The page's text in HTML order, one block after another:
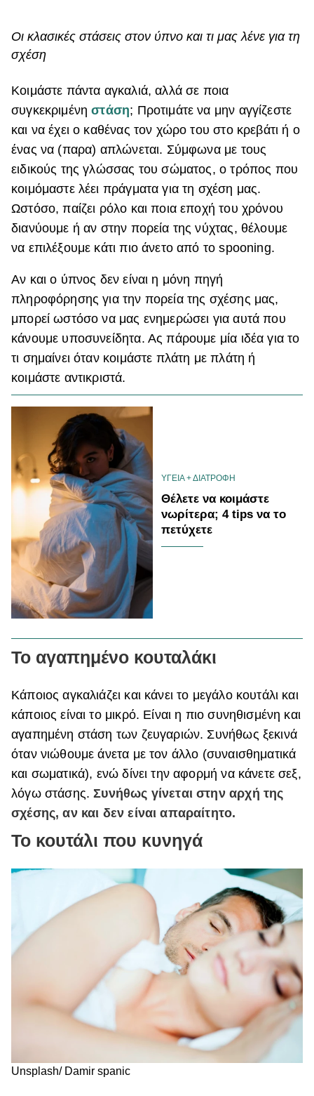
Deco
Green
Αφιερώματα
ΒΟΞ
Χωρίς Ταμπέλες
Women's Forum
Hautes Grecians
Γάμος
Market News
Οι κλασικές στάσεις στον ύπνο και τι μας λένε για τη
σχέση
Κοιμάστε πάντα αγκαλιά, αλλά σε ποια
συγκεκριμένηστάση; Προτιμάτε να μην αγγίζεστε
και να έχει ο καθένας τον χώρο του στο κρεβάτι ή ο
ένας να (παρα) απλώνεται. Σύμφωνα με τους
ειδικούς της γλώσσας του σώματος, ο τρόπος που
κοιμόμαστε λέει πράγματα για τη σχέση μας.
Ωστόσο, παίζει ρόλο και ποια εποχή του χρόνου
διανύουμε ή αν στην πορεία της νύχτας, θέλουμε
να επιλέξουμε κάτι πιο άνετο από το spooning.
Αν και ο ύπνος δεν είναι η μόνη πηγή
πληροφόρησης για την πορεία της σχέσης μας,
μπορεί ωστόσο να μας ενημερώσει για αυτά που
κάνουμε υποσυνείδητα. Ας πάρουμε μία ιδέα για το
τι σημαίνει όταν κοιμάστε πλάτη με πλάτη ή
κοιμάστε αντικριστά.
ΥΓΕΙΑ + ΔΙΑΤΡΟΦΗ
Θέλετε να κοιμάστε
νωρίτερα; 4 tips να το
πετύχετε
Το αγαπημένο κουταλάκι
Κάποιος αγκαλιάζει και κάνει το μεγάλο κουτάλι και
κάποιος είναι το μικρό. Είναι η πιο συνηθισμένη και
αγαπημένη στάση των ζευγαριών. Συνήθως ξεκινά
όταν νιώθουμε άνετα με τον άλλο (συναισθηματικά
και σωματικά), ενώ δίνει την αφορμή να κάνετε σεξ,
λόγω στάσης.Συνήθως γίνεται στην αρχή της
σχέσης, αν και δεν είναι απαραίτητο.
Το κουτάλι που κυνηγά
Unsplash/ Damir spanic